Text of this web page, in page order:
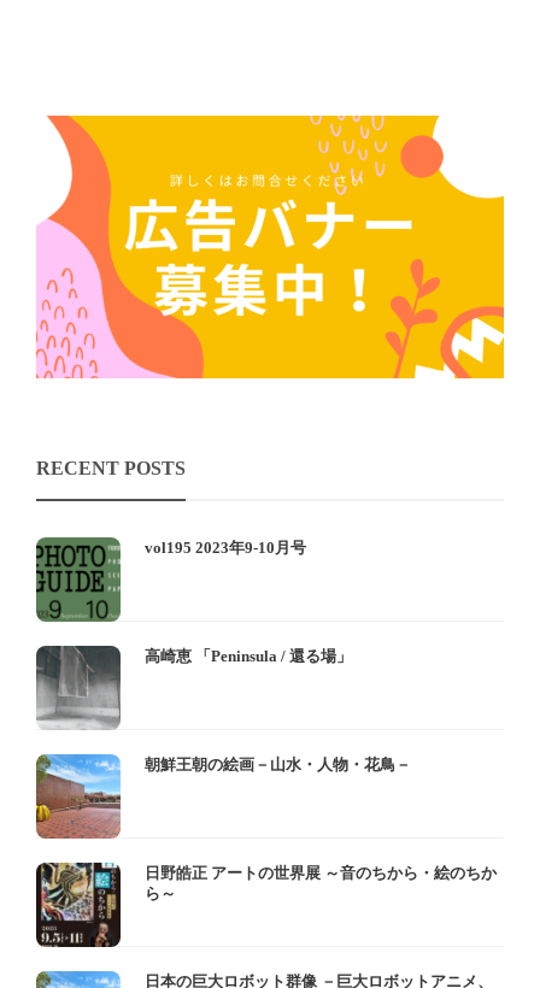
RECENT POSTS
vol195 2023年9-10月号
高崎恵 「Peninsula / 還る場」
朝鮮王朝の絵画－山水・人物・花鳥－
日野皓正 アートの世界展 ～音のちから・絵のちか
ら～
日本の巨大ロボット群像 －巨大ロボットアニメ、